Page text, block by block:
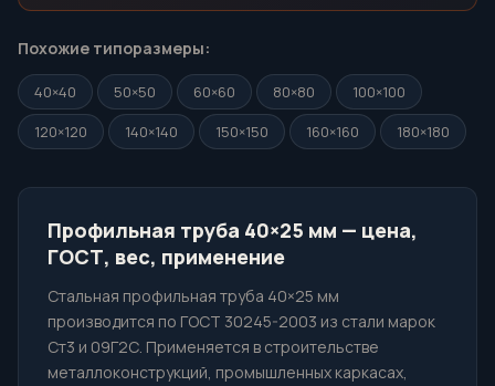
Похожие типоразмеры:
40×40 50×50 60×60 80×80
100×100
120×120
140×140 150×150 160×160 180×180
Профильная труба 40×25 мм — цена,
ГОСТ, вес, применение
Стальная профильная труба 40×25 мм
производится по ГОСТ 30245-2003 из стали марок
Ст3 и 09Г2С. Применяется в строительстве
металлоконструкций, промышленных каркасах,